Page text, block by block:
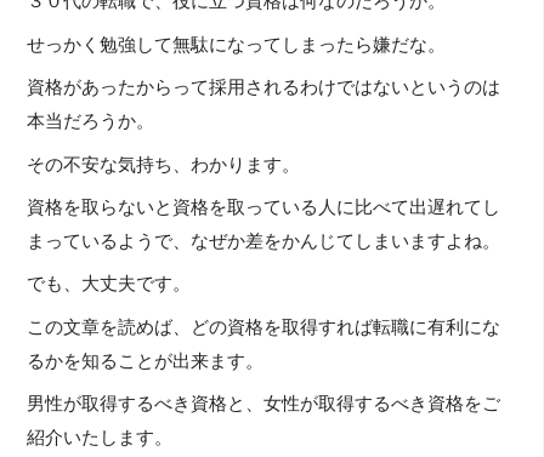
せっかく勉強して無駄になってしまったら嫌だな。
資格があったからって採用されるわけではないというのは
本当だろうか。
その不安な気持ち、わかります。
資格を取らないと資格を取っている人に比べて出遅れてし
まっているようで、なぜか差をかんじてしまいますよね。
でも、大丈夫です。
この文章を読めば、どの資格を取得すれば転職に有利にな
るかを知ることが出来ます。
男性が取得するべき資格と、女性が取得するべき資格をご
紹介いたします。